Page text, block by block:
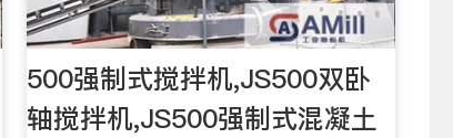
500强制式搅拌机,JS500双卧
轴搅拌机,JS500强制式混凝土